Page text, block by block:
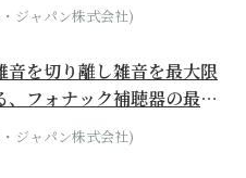
ジャパン株式会社)
音を切り離し雑音を最大限
、フォナック補聴器の最上
ジャパン株式会社)